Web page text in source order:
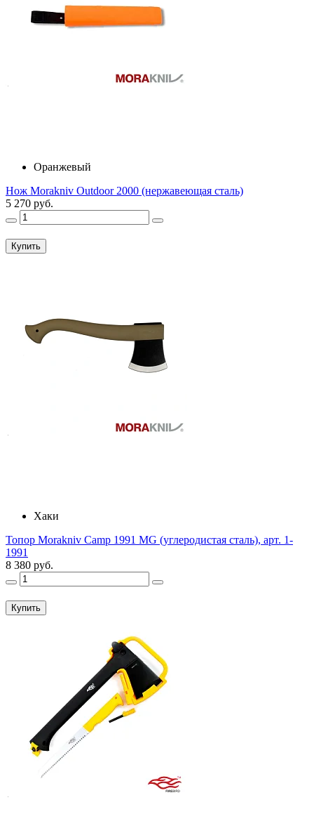
Оранжевый
Нож Morakniv Outdoor 2000 (нержавеющая сталь)
5 270 руб.
Купить
Хаки
Топор Morakniv Camp 1991 MG (углеродистая сталь), арт. 1-
1991
8 380 руб.
Купить